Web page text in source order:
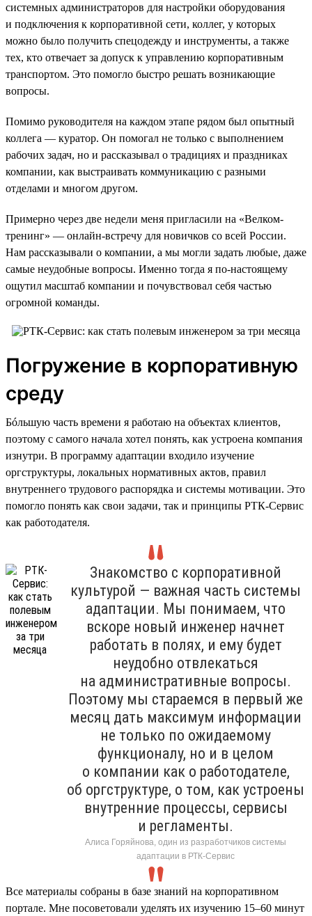
системных администраторов для настройки оборудования
и подключения к корпоративной сети, коллег, у которых
можно было получить спецодежду и инструменты, а также
тех, кто отвечает за допуск к управлению корпоративным
транспортом. Это помогло быстро решать возникающие
вопросы.
Помимо руководителя на каждом этапе рядом был опытный
коллега — куратор. Он помогал не только с выполнением
рабочих задач, но и рассказывал о традициях и праздниках
компании, как выстраивать коммуникацию с разными
отделами и многом другом.
Примерно через две недели меня пригласили на «Велком-
тренинг» — онлайн-встречу для новичков со всей России.
Нам рассказывали о компании, а мы могли задать любые, даже
самые неудобные вопросы. Именно тогда я по-настоящему
ощутил масштаб компании и почувствовал себя частью
огромной команды.
Погружение в корпоративную
среду
Бóльшую часть времени я работаю на объектах клиентов,
поэтому с самого начала хотел понять, как устроена компания
изнутри. В программу адаптации входило изучение
оргструктуры, локальных нормативных актов, правил
внутреннего трудового распорядка и системы мотивации. Это
помогло понять как свои задачи, так и принципы РТК-Сервис
как работодателя.
Знакомство с корпоративной
культурой — важная часть системы
адаптации. Мы понимаем, что
вскоре новый инженер начнет
работать в полях, и ему будет
неудобно отвлекаться
на административные вопросы.
Поэтому мы стараемся в первый же
месяц дать максимум информации
не только по ожидаемому
функционалу, но и в целом
о компании как о работодателе,
об оргструктуре, о том, как устроены
внутренние процессы, сервисы
и регламенты.
Алиса Горяйнова, один из разработчиков системы
адаптации в РТК-Сервис
Все материалы собраны в базе знаний на корпоративном
портале. Мне посоветовали уделять их изучению 15–60 минут